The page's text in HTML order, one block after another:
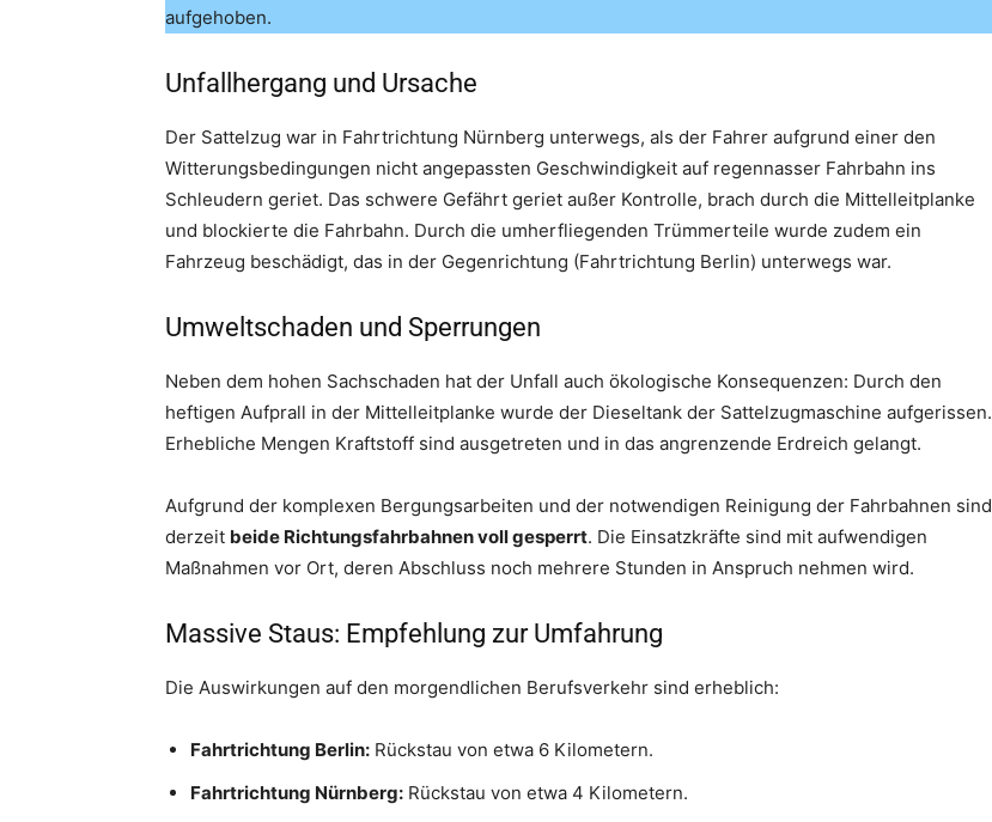
aufgehoben.
Unfallhergang und Ursache
Der Sattelzug war in Fahrtrichtung Nürnberg unterwegs, als der Fahrer aufgrund einer den
Witterungsbedingungen nicht angepassten Geschwindigkeit auf regennasser Fahrbahn ins
Schleudern geriet. Das schwere Gefährt geriet außer Kontrolle, brach durch die Mittelleitplanke
und blockierte die Fahrbahn. Durch die umherfliegenden Trümmerteile wurde zudem ein
Fahrzeug beschädigt, das in der Gegenrichtung (Fahrtrichtung Berlin) unterwegs war.
Umweltschaden und Sperrungen
Neben dem hohen Sachschaden hat der Unfall auch ökologische Konsequenzen: Durch den
heftigen Aufprall in der Mittelleitplanke wurde der Dieseltank der Sattelzugmaschine aufgerissen.
Erhebliche Mengen Kraftstoff sind ausgetreten und in das angrenzende Erdreich gelangt.
Aufgrund der komplexen Bergungsarbeiten und der notwendigen Reinigung der Fahrbahnen sind
derzeit beide Richtungsfahrbahnen voll gesperrt. Die Einsatzkräfte sind mit aufwendigen
Maßnahmen vor Ort, deren Abschluss noch mehrere Stunden in Anspruch nehmen wird.
Massive Staus: Empfehlung zur Umfahrung
Die Auswirkungen auf den morgendlichen Berufsverkehr sind erheblich:
Fahrtrichtung Berlin: Rückstau von etwa 6 Kilometern.
Fahrtrichtung Nürnberg: Rückstau von etwa 4 Kilometern.